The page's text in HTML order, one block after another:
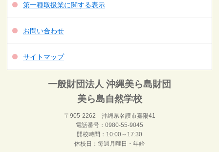
第一種取扱業に関する表示
お問い合わせ
サイトマップ
一般財団法人 沖縄美ら島財団
美ら島自然学校
〒905-2262 沖縄県名護市嘉陽41
電話番号：0980-55-9045
開校時間：10:00～17:30
休校日：毎週月曜日・年始